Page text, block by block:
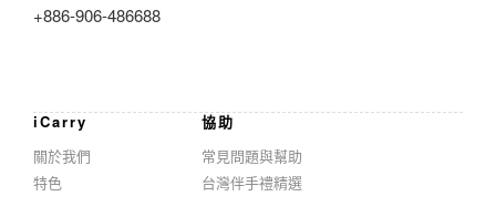
+886-906-486688
iCarry
關於我們
特色
協助
常見問題與幫助
台灣伴手禮精選